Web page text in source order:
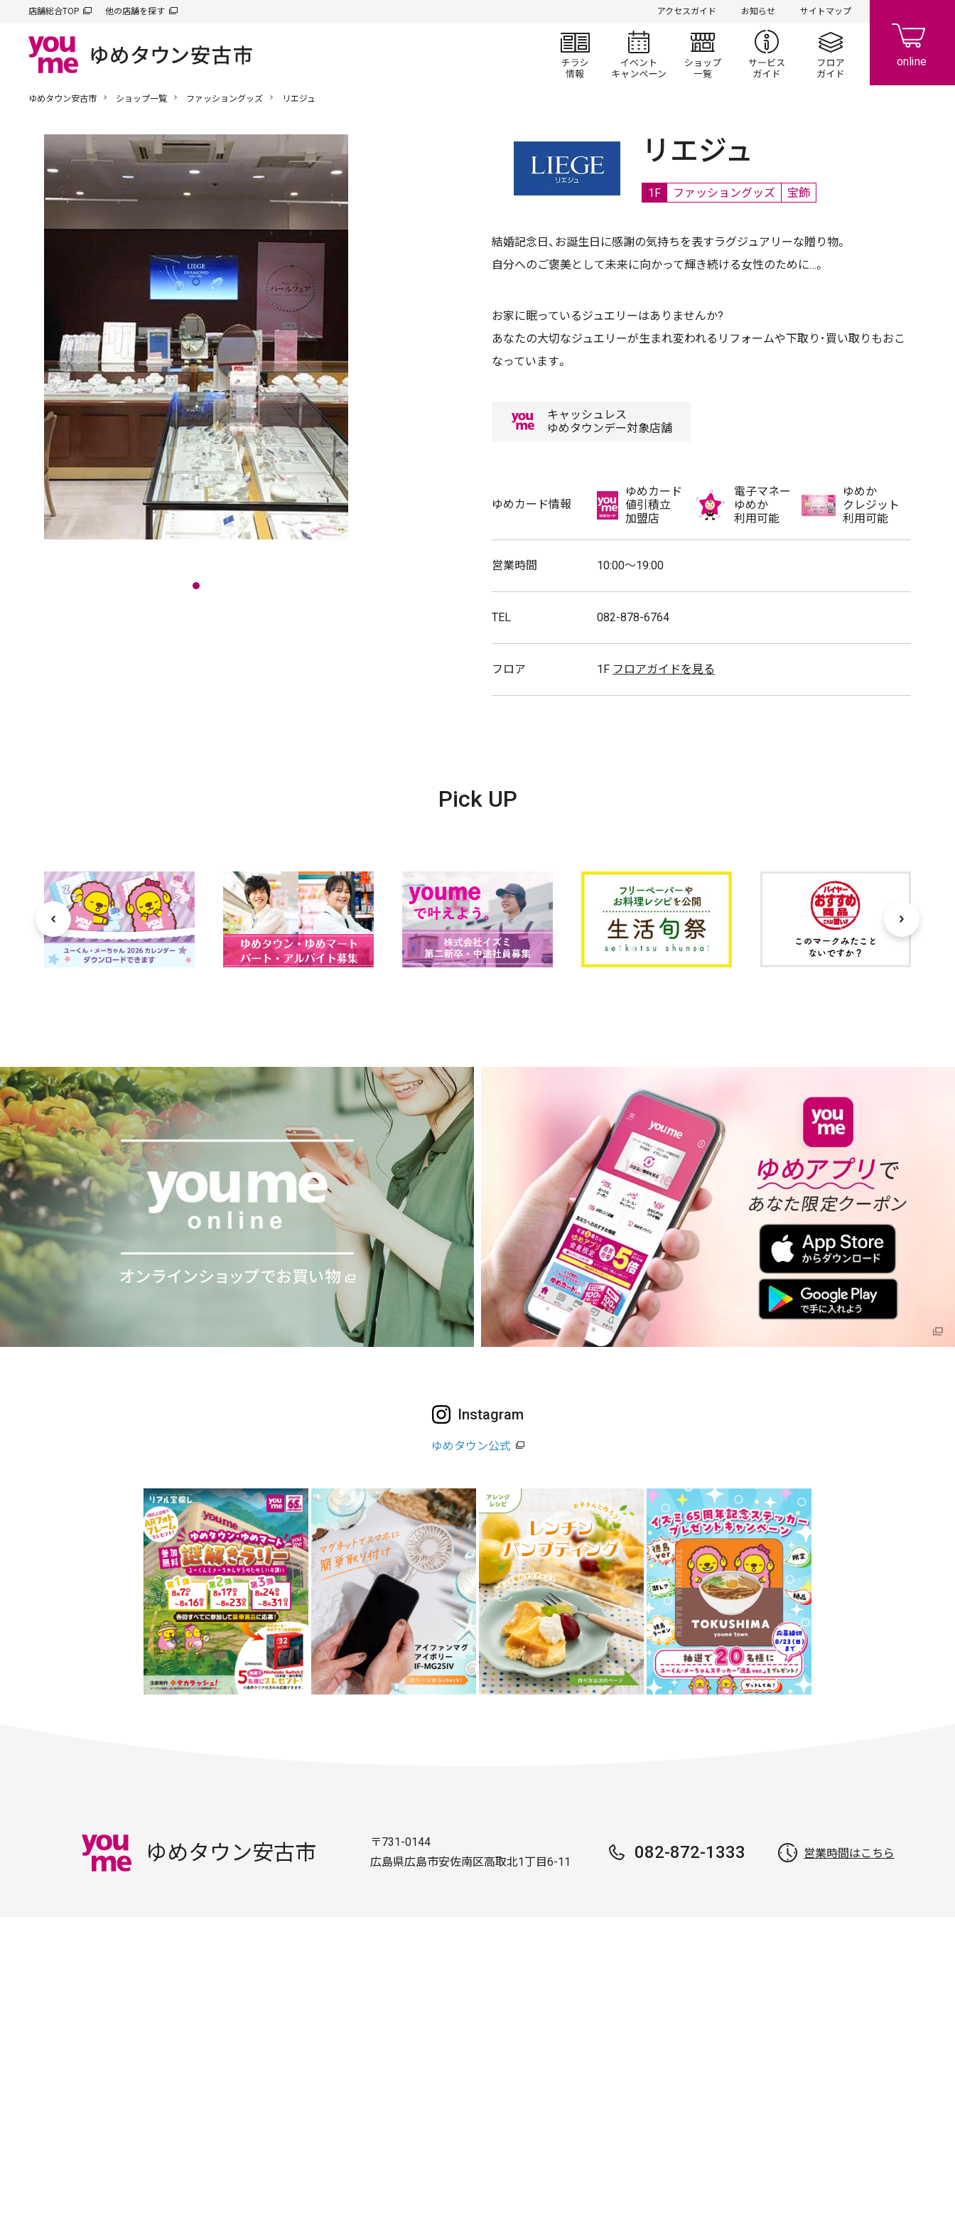
店舗総合TOP 他の店舗を探す アクセスガイド お知らせ サイトマップ
チラシ情報 イベント/キャンペーン
ショップ一覧 サービスガイドフロアガイド
ゆめタウン安古市 ショップ一覧 ファッショングッズ リエジュ
リエジュ
1F ファッショングッズ 宝飾
結婚記念日、お誕生日に感謝の気持ちを表すラグジュアリーな贈り物。
自分へのご褒美として未来に向かって輝き続ける女性のために…。
お家に眠っているジュエリーはありませんか?
あなたの大切なジュエリーが生まれ変われるリフォームや下取り･買い取りもおこ
なっています。
キャッシュレス
ゆめタウンデー対象店舗
ゆめカード情報
ゆめカード
値引積立
加盟店
電子マネー
ゆめか
利用可能
ゆめか
クレジット
利用可能
営業時間 10:00～19:00
TEL 082-878-6764
フロア 1F フロアガイドを見る
Pick UP
Instagram
ゆめタウン公式
ゆめタウン安古市
〒731-0144
広島県広島市安佐南区高取北1丁目6-11
082-872-1333 営業時間はこちら